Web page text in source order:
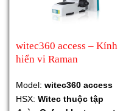
witec360 access – Kính
hiển vi Raman
Model: witec360 access
HSX: Witec thuộc tập